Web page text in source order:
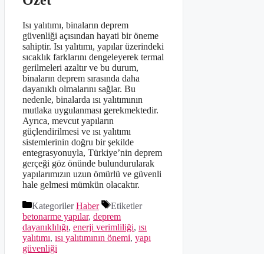
Isı yalıtımı, binaların deprem
güvenliği açısından hayati bir öneme
sahiptir. Isı yalıtımı, yapılar üzerindeki
sıcaklık farklarını dengeleyerek termal
gerilmeleri azaltır ve bu durum,
binaların deprem sırasında daha
dayanıklı olmalarını sağlar. Bu
nedenle, binalarda ısı yalıtımının
mutlaka uygulanması gerekmektedir.
Ayrıca, mevcut yapıların
güçlendirilmesi ve ısı yalıtımı
sistemlerinin doğru bir şekilde
entegrasyonuyla, Türkiye’nin deprem
gerçeği göz önünde bulundurularak
yapılarımızın uzun ömürlü ve güvenli
hale gelmesi mümkün olacaktır.
KategorilerHaber
Etiketler
betonarme yapılar, deprem
dayanıklılığı, enerji verimliliği, ısı
yalıtımı, ısı yalıtımının önemi, yapı
güvenliği